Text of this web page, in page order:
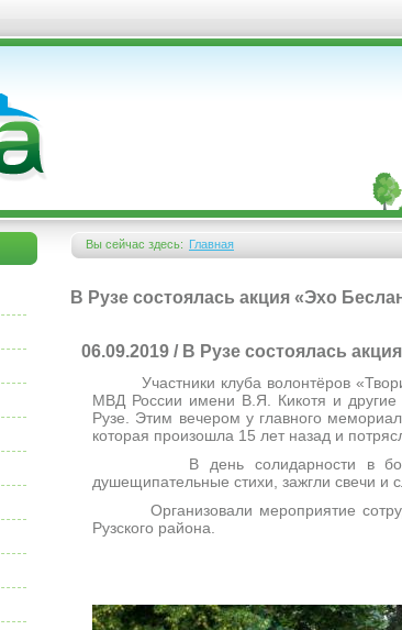
Вы сейчас здесь:
Вы здесь
Главная
В Рузе состоялась акция «Эхо
06.09.2019 / В Рузе состоялась
Участники клуба волонтёров «Твори
МВД России имени В.Я. Кикотя и другие
Рузе. Этим вечером у главного
которая произошла 15 лет назад и
В день солидарности в борьбе
душещипательные стихи, зажгли свечи и
Организовали мероприятие
Рузского района.